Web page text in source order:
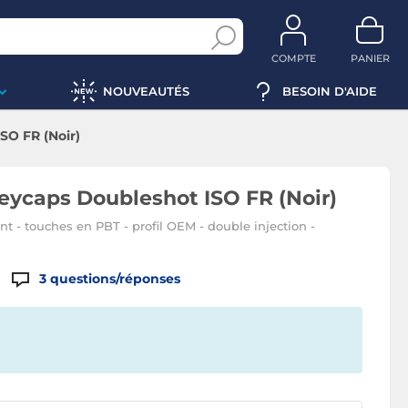
COMPTE PANIER
NOUVEAUTÉS BESOIN D'AIDE
FR (Noir)
Doubleshot ISO FR (Noir)
- touches en PBT - profil OEM - double injection -
3 questions/réponses